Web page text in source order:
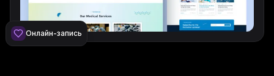
Онлайн-запись